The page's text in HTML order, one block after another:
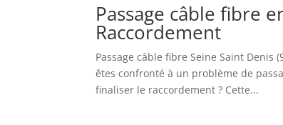
Passage câble fibre
Raccordement
Passage câble fibre Seine Saint Denis
êtes confronté à un problème de
finaliser le raccordement ? Cette...